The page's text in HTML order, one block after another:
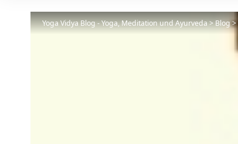
Yoga Vidya Blog - Yoga, Meditation und Ayurveda>Blog>